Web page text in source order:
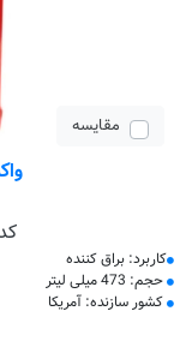
مقایسه
کاربرد: براق کننده
حجم: 473 میلی لیتر
کشور سازنده: آمریکا